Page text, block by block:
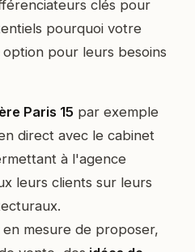
clés pour
pourquoi votre
pour leurs besoins
Paris 15 par exemple
direct avec le cabinet
à l'agence
leurs clients sur leurs
mesure de proposer,